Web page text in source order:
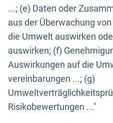
...; (e) Daten oder
aus der Überwachung
die Umwelt auswirken
auswirken; (f)
Auswirkungen auf die
vereinbarungen ...; (g)
Risikobewertungen ..."